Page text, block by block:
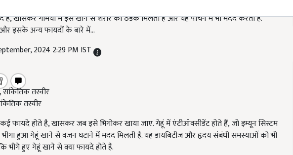
खासकर गर्मियों में इसे खाने से शरीर को ठंडक मिलती है और यह पाचन में भी मदद करता है.
इसके अन्य फायदों के बारे में…
2024 2:29 PM IST
तस्वीर
फायदे होते है, खासकर जब इसे भिगोकर खाया जाए. गेहूं में एंटीऑक्सीडेंट होते हैं, जो इम्यून सिस्टम
हुआ गेहूं खाने से वजन घटाने में मदद मिलती है. यह डायबिटीज और हृदय संबंधी समस्याओं को भी
भीगे हुए गेहूं खाने से क्या फायदे होते हैं.